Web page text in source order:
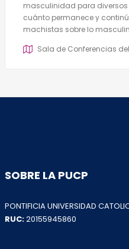
masculinidad para
cuánto permanece y
machistas sobre lo
Sala de Conferencias del
SOBRE LA PUCP
PONTIFICIA UNIVERSIDAD
RUC:20155945860